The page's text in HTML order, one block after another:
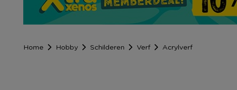
Home Hobby Schilderen Verf Acrylverf